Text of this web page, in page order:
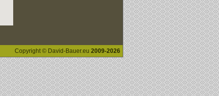
Copyright © David-Bauer.eu 2009-2026